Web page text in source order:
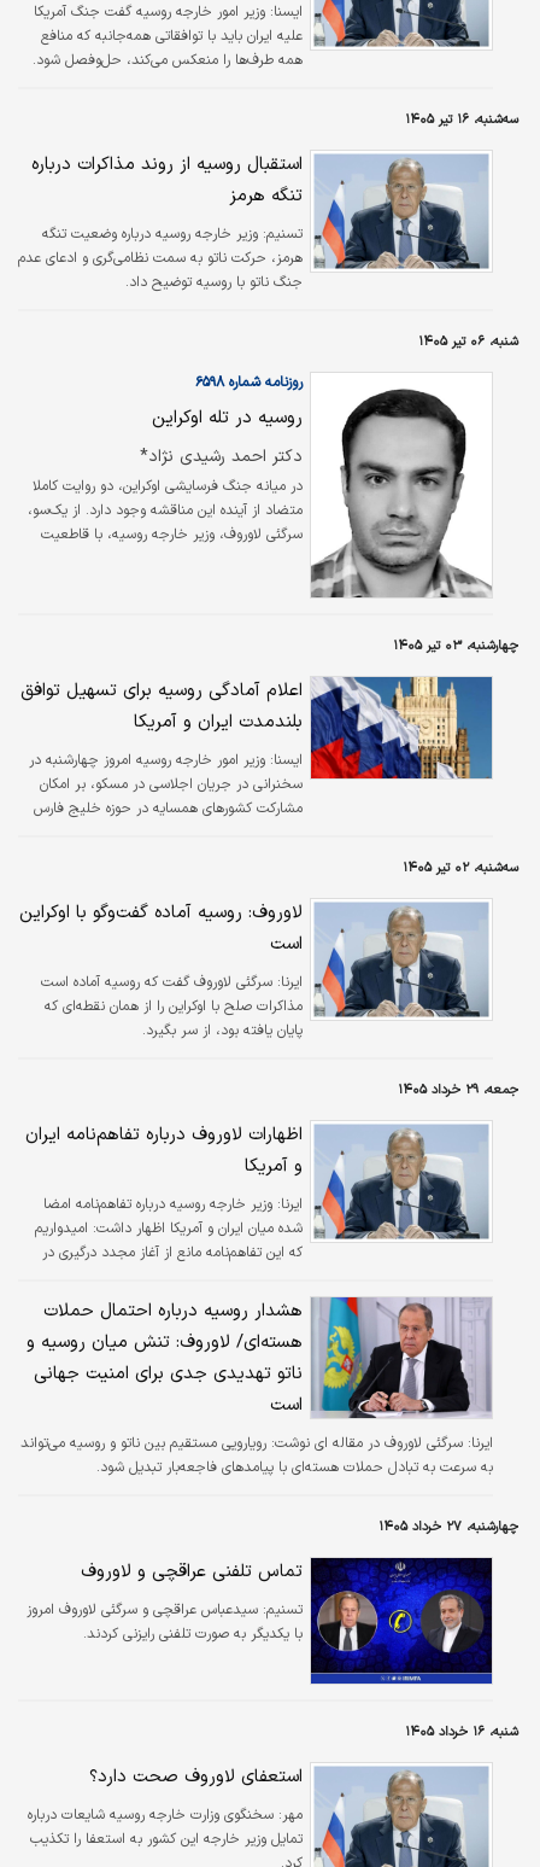
ايسنا: وزیر امور خارجه روسیه گفت جنگ آمریکا
علیه ایران باید با توافقاتی همه‌جانبه که منافع
همه طرف‌ها را منعکس می‌کند، حل‌وفصل شود.
سه‌شنبه، ۱۶ تیر ۱۴۰۵
استقبال روسیه از روند مذاکرات درباره
تنگه هرمز
تسنیم: وزیر خارجه روسیه درباره وضعیت تنگه
هرمز، حرکت ناتو به سمت نظامی‌گری و ادعای عدم
جنگ ناتو با روسیه توضیح داد.
شنبه، ۰۶ تیر ۱۴۰۵
روزنامه شماره ۶۵۹۸
روسیه در تله اوکراین
دکتر احمد رشیدی نژاد*
در میانه جنگ فرسایشی اوکراین، دو روایت کاملا
متضاد از آینده این مناقشه وجود دارد. از یک‌سو،
سرگئی لاوروف، وزیر خارجه روسیه، با قاطعیت
«احتمال شکست کامل و آشکار» مواجه است؛
شکستی که می‌تواند «ناگهانی و فاجعه‌بار» باشد و
«پایان کار پوتین» را رقم بزند.
چهارشنبه، ۰۳ تیر ۱۴۰۵
اعلام آمادگی روسیه برای تسهیل توافق
بلندمدت ایران و آمریکا
ایسنا: وزیر امور خارجه روسیه امروز چهارشنبه در
سخنرانی در جریان اجلاسی در مسکو، بر امکان
مشارکت کشورهای همسایه در حوزه خلیج فارس
تاکید کرد.
سه‌شنبه، ۰۲ تیر ۱۴۰۵
لاوروف: روسیه آماده گفت‌وگو با اوکراین
است
ایرنا: سرگئی لاوروف گفت که روسیه آماده است
مذاکرات صلح با اوکراین را از همان نقطه‌ای که
پایان یافته بود، از سر بگیرد.
جمعه، ۲۹ خرداد ۱۴۰۵
اظهارات لاوروف درباره تفاهم‌نامه ایران
و آمریکا
ایرنا: وزیر خارجه روسیه درباره تفاهم‌نامه امضا
شده میان ایران و آمریکا اظهار داشت: امیدواریم
که این تفاهم‌نامه مانع از آغاز مجدد درگیری در
هشدار روسیه درباره احتمال حملات
هسته‌ای/ لاوروف: تنش میان روسیه و
ناتو تهدیدی جدی برای امنیت جهانی
است
ایرنا:
سرگئی لاوروف در مقاله ای نوشت: رویارویی مستقیم بین ناتو و روسیه می‌تواند
به سرعت به تبادل حملات هسته‌ای با پیامدهای فاجعه‌بار تبدیل شود.
چهارشنبه، ۲۷ خرداد ۱۴۰۵
تماس تلفنی عراقچی و لاوروف
تسنیم: سیدعباس عراقچی و سرگئی لاوروف امروز
با یکدیگر به صورت تلفنی رایزنی کردند.
شنبه، ۱۶ خرداد ۱۴۰۵
استعفای لاوروف صحت دارد؟
مهر: سخنگوی وزارت خارجه روسیه شایعات درباره
تمایل وزیر خارجه این کشور به استعفا را تکذیب